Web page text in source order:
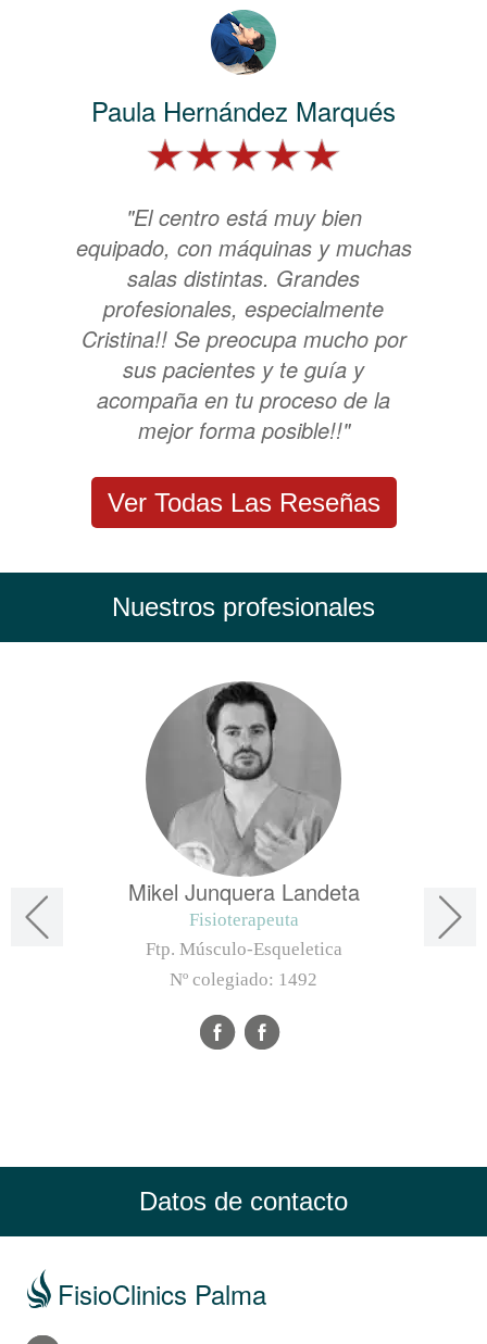
Paula Hernández Marqués
"El centro está muy bien
equipado, con máquinas y muchas
salas distintas. Grandes
profesionales, especialmente
Cristina!! Se preocupa mucho por
sus pacientes y te guía y
acompaña en tu proceso de la
mejor forma posible!!"
Ver Todas Las Reseñas
Nuestros profesionales
Mikel Junquera Landeta
Fisioterapeuta
Ftp. Músculo-Esqueletica
Nº colegiado: 1492
Datos de contacto
FisioClinics Palma